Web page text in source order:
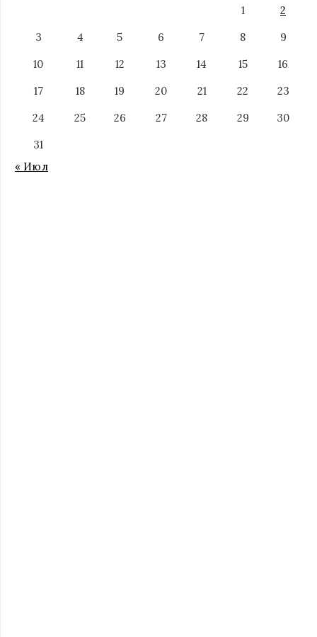
1
2
3
4 5 6 7 8
9
10
11 12 13 14 15
16
17
18 19 20 21 22
23
24
25 26 27 28 29
30
31
« Июл